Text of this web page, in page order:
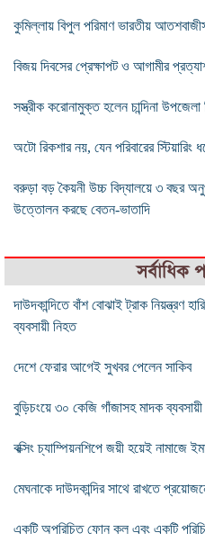
কুমিল্লায় বিপুল পরিমাণ ভারতীয়
বিজয় দিবসের প্রেক্ষাপট ও আগামীর
সস্ত্রীক করোনামুক্ত হলেন চান্দিনা উপজেলা
অটো রিকশার নয়, যেন পরিবারের স্টিয়ারিং
বরুড়া বড় কৈয়নী উচ্চ বিদ্যালয়ে ৩ বছর
উত্তোলন করছে বেতন-ভাতাদি
সর্বাধিক
দাউদকান্দিতে বাঁশ বোঝাই ট্রাক নিয়ন্ত্রণ
ব্যবসায়ী নিহত
দেশে ফেরার আগেই সুখবর পেলেন সাকিব
বুড়িচংয়ে ৩০ কেজি গাঁজাসহ মাদক
বক্সিং চ্যাম্পিয়নশিপে জয়ী হয়েই নামাজে
মেঘনাকে দাউদকান্দির সাথে রাখতে
একটি অপরিচিত ফোন কল এবং একটি